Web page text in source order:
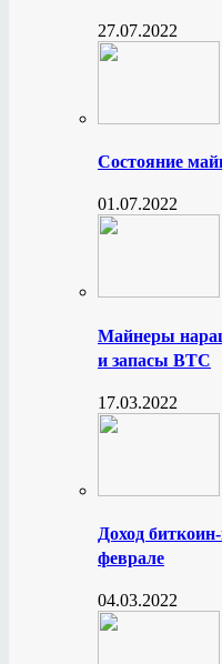
27.07.2022
Состояние
01.07.2022
Майнеры
и запасы BTC
17.03.2022
Доход
феврале
04.03.2022